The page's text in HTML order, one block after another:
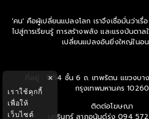
'คน' คือผู้เปลี่ยนแปลงโลก เราจึงเชื่อมั่นว่าเ
ไปสู่การเรียนรู้ การสร้างพลัง และแรงบันดาล
เปลี่ยนแปลงอันยิ่งใหญ่ในอ
ที่อยู่ : 1854 ชั้น 6 ถ. เทพรัตน แขวงบาง
กรุงเทพมหานคร 10260
ติดต่อโฆษณา
นครินทร์ ลาภอนันด์รุ่ง 094
×
เราใช้คุกกี้
เพื่อให้
เว็บไซต์